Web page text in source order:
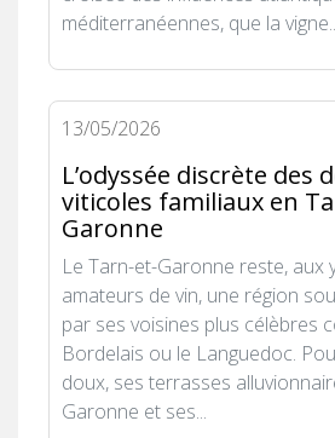
méditerranéennes, que la
13/05/2026
L’odyssée discrète des
viticoles familiaux en
Garonne
Le Tarn-et-Garonne reste, aux
amateurs de vin, une région
par ses voisines plus célèbres
Bordelais ou le Languedoc.
doux, ses terrasses
Garonne et ses...